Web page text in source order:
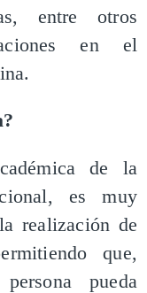
entre otros
en el
de la
es muy
realización de
que,
pueda